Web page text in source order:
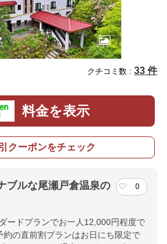
クチコミ数 : 33 件
料金を表示
クーポンをチェック
ブルな尾瀬戸倉温泉の
0
ードプランでお一人12,000円程度で
の直前割プランはお日にち限定で